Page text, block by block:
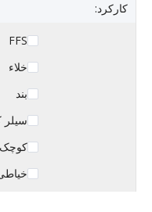
کارکرد:
FFS （فرم-پر-آب
خلاء
بند
سیلر